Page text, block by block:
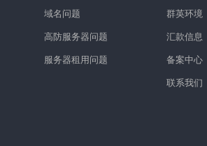
域名问题
高防服务器问题
服务器租用问题
群英环境
汇款信息
备案中心
联系我们